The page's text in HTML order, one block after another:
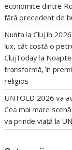
economice dintre
fără precedent de
Nunta la Cluj în
lux, cât costă o
ClujToday la
transformă, în
religios
UNTOLD 2026 va
Cea mai mare
va prinde viață la